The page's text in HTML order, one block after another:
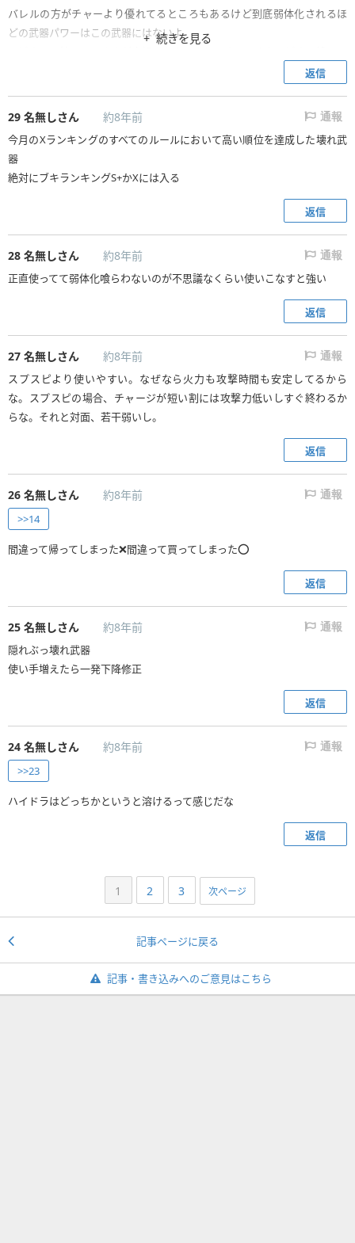
バレルの方がチャーより優れてるところもあるけど到底弱体化されるほ
どの武器パワーはこの武器にはないよ続きを見る
返信
29 名無しさん 約8年前 通報
今月のXランキングのすべてのルールにおいて高い順位を達成した壊れ武
器
絶対にブキランキングS+かXには入る
返信
28 名無しさん 約8年前 通報
正直使ってて弱体化喰らわないのが不思議なくらい使いこなすと強い
返信
27 名無しさん 約8年前 通報
スプスピより使いやすい。なぜなら火力も攻撃時間も安定してるから
な。スプスピの場合、チャージが短い割には攻撃力低いしすぐ終わるか
らな。それと対面、若干弱いし。
返信
26 名無しさん 約8年前 通報
>>14
間違って帰ってしまった❌間違って買ってしまった⭕️
返信
25 名無しさん 約8年前 通報
隠れぶっ壊れ武器
使い手増えたら一発下降修正
返信
24 名無しさん 約8年前 通報
>>23
ハイドラはどっちかというと溶けるって感じだな
返信
1 2 3 次ページ
記事ページに戻る
記事・書き込みへのご意見はこちら